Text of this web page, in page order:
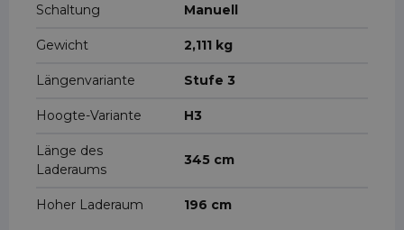
Schaltung Manuell
Gewicht 2,111 kg
Längenvariante Stufe 3
Hoogte-Variante H3
Länge des
Laderaums
345 cm
Hoher Laderaum 196 cm